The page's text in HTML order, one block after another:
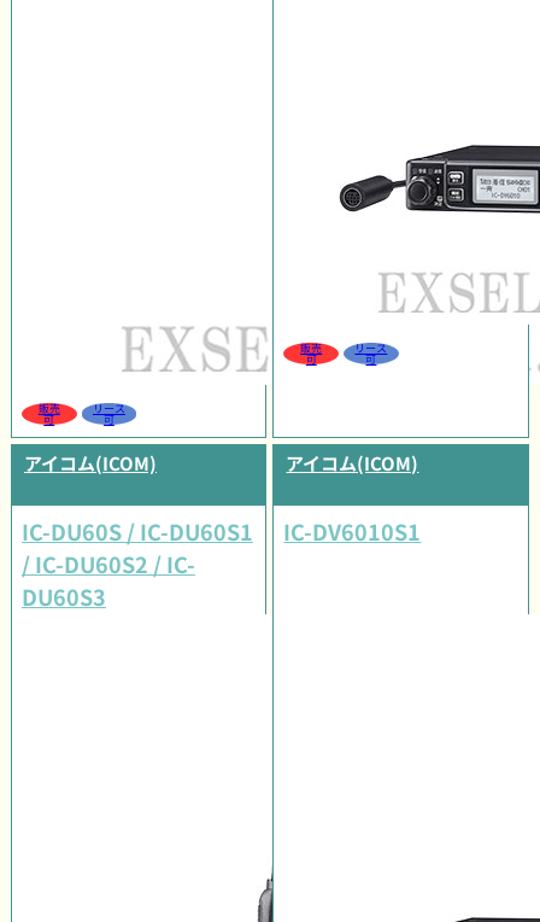
販売
可
リース
可
販売
可
リース
可
アイコム(ICOM)
IC-DU60S / IC-DU60S1
/ IC-DU60S2 / IC-
DU60S3
アイコム(ICOM)
IC-DV6010S1